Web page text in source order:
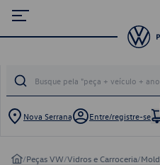
Nova Serrana Entre/registre-se
/Peças VW/Vidros e Carroceria/